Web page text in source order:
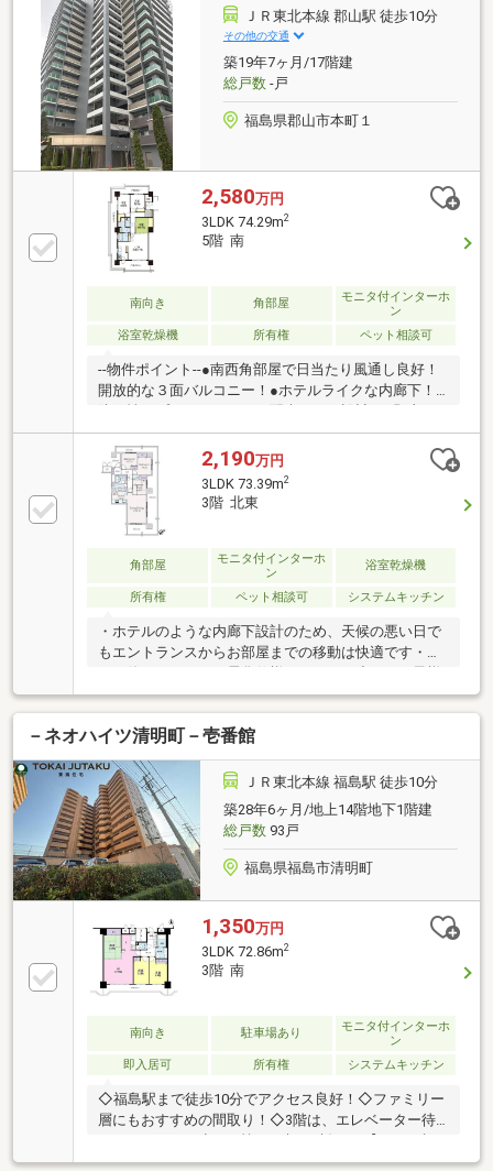
concept_2《ご案内》これから住宅を探し始める方
や、何から始めていいか分からない方でも、是非一度
当店にご相談ください。住宅購入やローンに関する不
安やご要望など、経験豊富なスタッフが対応致しま
す！
ＪＲ東北本線 郡山駅 徒歩10分
その他の交通
築19年7ヶ月/17階建
総戸数-戸
福島県郡山市本町１
2,580万円
3LDK 74.29m2
5階 南
南向き 角部屋
モニタ付インターホ
ン
浴室乾燥機
所有権 ペット相談可
--物件ポイント--●南西角部屋で日当たり風通し良好！
開放的な３面バルコニー！●ホテルライクな内廊下！
防犯性やプライバシーにも配慮された設計！●郡山
駅 徒歩約１０分で新幹線や電車を使う方にもおすす
め！●光熱費を抑えるオール電化--周辺環境--●郡山駅
徒歩１０分●セブンイレブン郡山本町二丁目店 徒歩
３分●イオンタウン郡山 徒歩１２分●橘小学校 徒歩
１１分●郡山第三中学校 徒歩２４分―――住宅ローン
に関するご相談承ります―――＊勤続年数の少ない方＊
自己資金の少ない方＊他にお借入れのある方＊契約・
派遣社員の方 その他、不動産購入で不安な点は弊社に
ご相談ください！
2,190万円
3LDK 73.39m2
3階 北東
角部屋
モニタ付インターホ
ン
浴室乾燥機
所有権 ペット相談可 システムキッチン
・ホテルのような内廊下設計のため、天候の悪い日で
もエントランスからお部屋までの移動は快適です・ガ
スを使わないオール電化仕様ですので、小さなお子様
がいらっしゃるご家庭や高齢のご家族にも安心です・
将来のメンテナンス性に配慮した二重床・二重天井構
造です・キッチンはＩＨクッキングヒーター／浴室に
浴室換気乾燥機／玄関はダブルロック・ディンプルキ
ー
－ネオハイツ清明町－壱番館
ＪＲ東北本線 福島駅 徒歩10分
築28年6ヶ月/地上14階地下1階建
総戸数93戸
福島県福島市清明町
1,350万円
3LDK 72.86m2
3階 南
南向き 駐車場あり
モニタ付インターホ
ン
即入居可
所有権 システムキッチン
◇福島駅まで徒歩10分でアクセス良好！◇ファミリー
層にもおすすめの間取り！◇3階は、エレベーター待
談だけOK！無料！】●「住宅ローン通るかな？」様々